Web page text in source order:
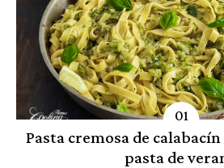
Pasta cremosa de calabacín
pasta de